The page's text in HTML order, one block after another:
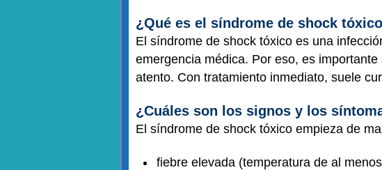
¿Qué es el síndrome de shock
El síndrome de shock tóxico es una
emergencia médica. Por eso, es
atento. Con tratamiento inmediato, suele
¿Cuáles son los signos y los
El síndrome de shock tóxico empieza de
fiebre elevada (temperatura de al